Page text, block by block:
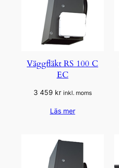
Väggfläkt RS 100 C
EC
3 459 kr inkl. moms
Läs mer